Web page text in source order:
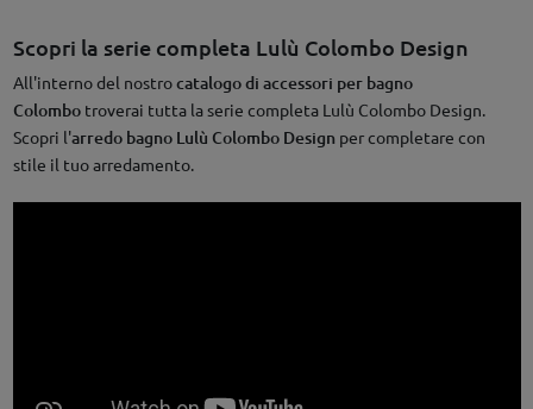
Scopri la serie completa Lulù Colombo Design
All'interno del nostrocatalogo di accessori per bagno
Colombotroverai tutta la serie completa Lulù Colombo Design.
Scopri l'arredo bagno Lulù Colombo Design per completare con
stile il tuo arredamento.